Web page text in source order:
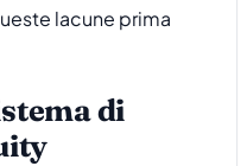
lacune prima
di